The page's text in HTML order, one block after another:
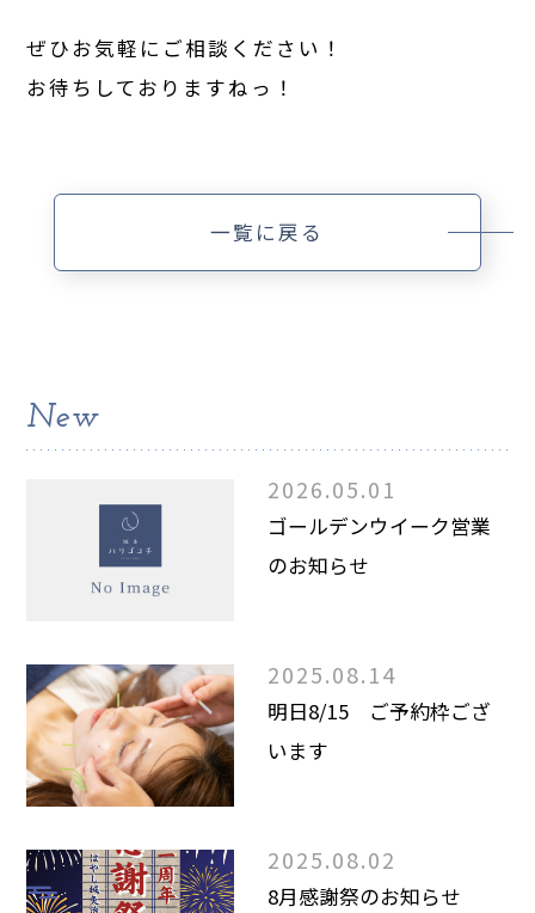
ぜひお気軽にご相談ください！
お待ちしておりますねっ！
一覧に戻る
New
2026.05.01
ゴールデンウイーク営業
のお知らせ
2025.08.14
明日8/15 ご予約枠ござ
います
2025.08.02
8月感謝祭のお知らせ